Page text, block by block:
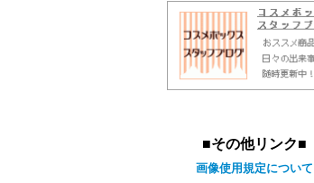
■その他リンク■
画像使用規定について